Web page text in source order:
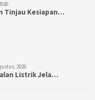
Tinjau Kesiapan…
2026
Listrik Jela…